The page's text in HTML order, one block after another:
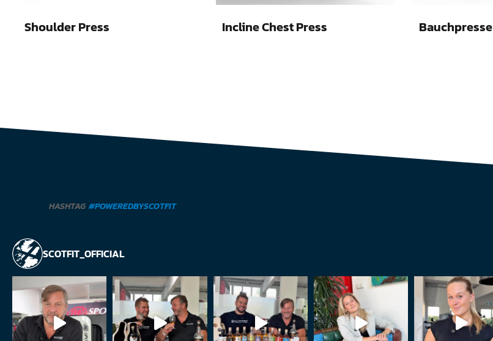
Shoulder Press Incline Chest Press Bauchpresse
HASHTAG #POWEREDBYSCOTFIT
SCOTFIT_OFFICIAL